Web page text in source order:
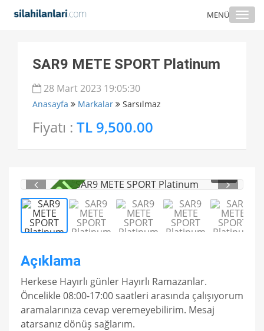
MENÜ
SAR9 METE SPORT Platinum
28 Mart 2023 19:05:30
Anasayfa Markalar Sarsılmaz
Fiyatı : TL 9,500.00
1/ 5
Açıklama
Herkese Hayırlı günler Hayırlı Ramazanlar.
Öncelikle 08:00-17:00 saatleri arasında çalışıyorum
aramalarınıza cevap veremeyebilirim. Mesaj
atarsanız dönüş sağlarım.